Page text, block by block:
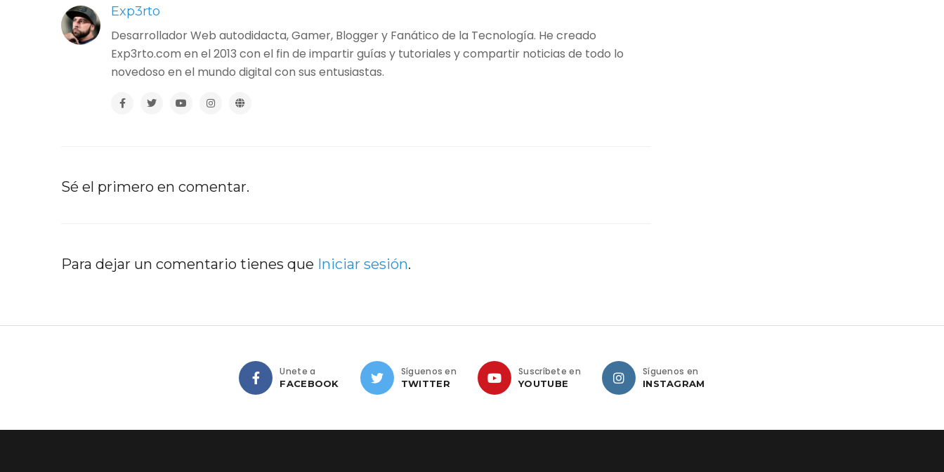
Exp3rto
Desarrollador Web autodidacta, Gamer, Blogger y Fanático de la Tecnología. He creado
Exp3rto.com en el 2013 con el fin de impartir guías y tutoriales y compartir noticias de todo lo
novedoso en el mundo digital con sus entusiastas.
Sé el primero en comentar.
Para dejar un comentario tienes que Iniciar sesión.
Únete a
FACEBOOK
Síguenos en
TWITTER
Suscríbete en
YOUTUBE
Síguenos en
INSTAGRAM